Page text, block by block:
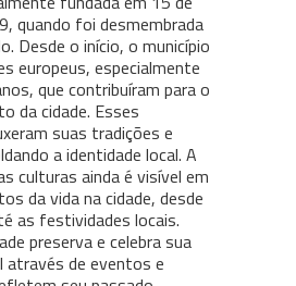
quando foi desmembrada
Desde o início, o município
europeus, especialmente
que contribuíram para o
da cidade. Esses
suas tradições e
a identidade local. A
culturas ainda é visível em
da vida na cidade, desde
as festividades locais.
preserva e celebra sua
através de eventos e